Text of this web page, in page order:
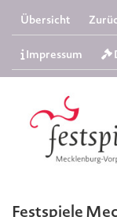
Übersicht
Impressum